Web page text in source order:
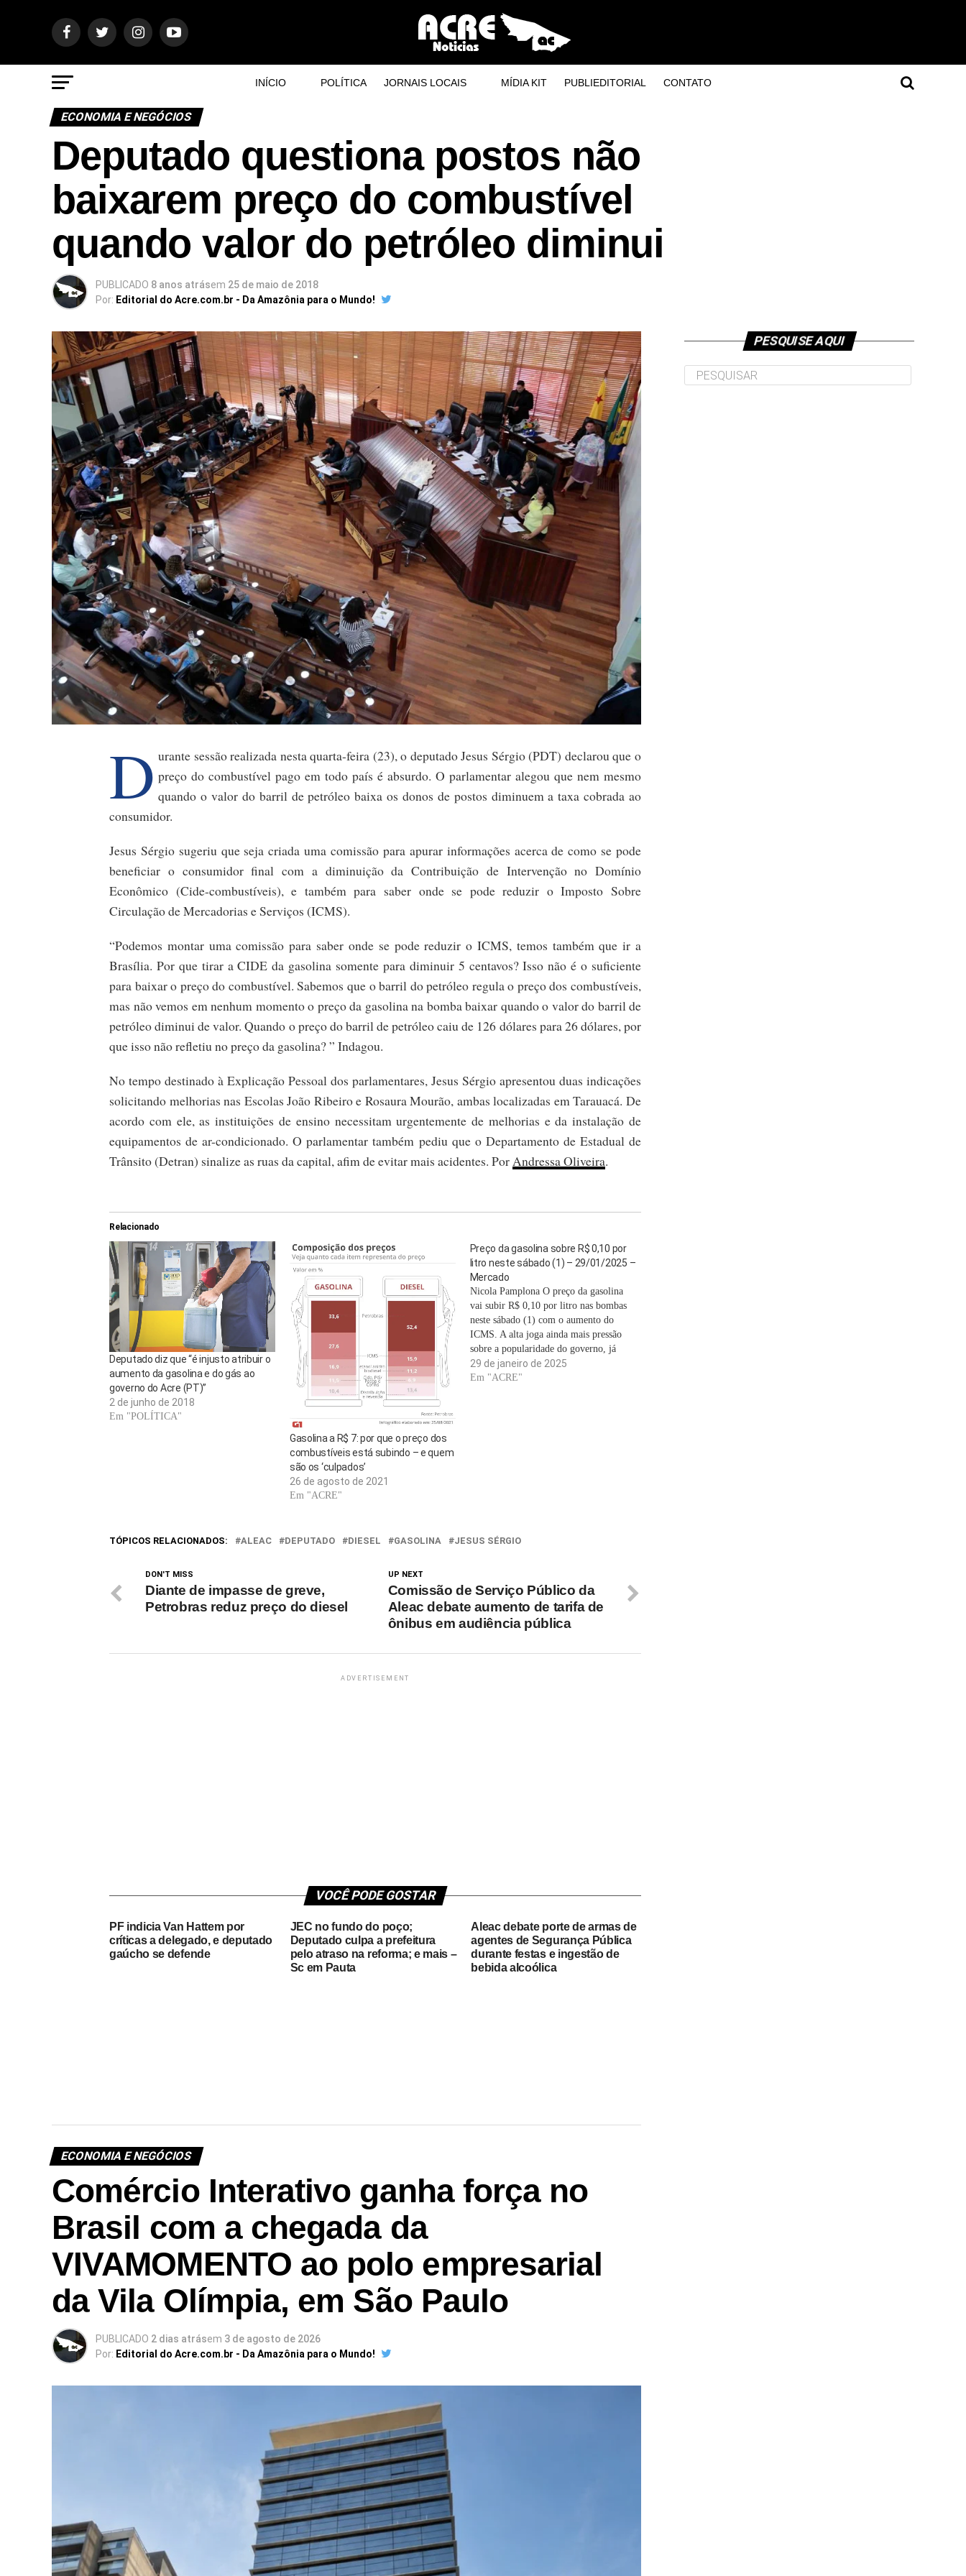
INÍCIO POLÍTICA JORNAIS LOCAIS MÍDIA KIT PUBLIEDITORIAL CONTATO
ECONOMIA E NEGÓCIOS
Deputado questiona postos não
baixarem preço do combustível
quando valor do petróleo diminui
PUBLICADO 8 anos atrásem 25 de maio de 2018
Por: Editorial do Acre.com.br - Da Amazônia para o Mundo!
D urante sessão realizada nesta quarta-feira (23), o deputado Jesus Sérgio (PDT) declarou que o
preço do combustível pago em todo país é absurdo. O parlamentar alegou que nem mesmo
quando o valor do barril de petróleo baixa os donos de postos diminuem a taxa cobrada ao
consumidor.
Jesus Sérgio sugeriu que seja criada uma comissão para apurar informações acerca de como se pode
beneficiar o consumidor final com a diminuição da Contribuição de Intervenção no Domínio
Econômico (Cide-combustíveis), e também para saber onde se pode reduzir o Imposto Sobre
Circulação de Mercadorias e Serviços (ICMS).
“Podemos montar uma comissão para saber onde se pode reduzir o ICMS, temos também que ir a
Brasília. Por que tirar a CIDE da gasolina somente para diminuir 5 centavos? Isso não é o suficiente
para baixar o preço do combustível. Sabemos que o barril do petróleo regula o preço dos combustíveis,
mas não vemos em nenhum momento o preço da gasolina na bomba baixar quando o valor do barril de
petróleo diminui de valor. Quando o preço do barril de petróleo caiu de 126 dólares para 26 dólares, por
que isso não refletiu no preço da gasolina? ” Indagou.
No tempo destinado à Explicação Pessoal dos parlamentares, Jesus Sérgio apresentou duas indicações
solicitando melhorias nas Escolas João Ribeiro e Rosaura Mourão, ambas localizadas em Tarauacá. De
acordo com ele, as instituições de ensino necessitam urgentemente de melhorias e da instalação de
equipamentos de ar-condicionado. O parlamentar também pediu que o Departamento de Estadual de
Trânsito (Detran) sinalize as ruas da capital, afim de evitar mais acidentes. PorAndressa Oliveira.
Relacionado
Deputado diz que “é injusto atribuir o
aumento da gasolina e do gás ao
governo do Acre (PT)”
2 de junho de 2018
Em "POLÍTICA"
Gasolina a R$ 7: por que o preço dos
combustíveis está subindo – e quem
são os ‘culpados’
26 de agosto de 2021
Em "ACRE"
Preço da gasolina sobre R$ 0,10 por
litro neste sábado (1) – 29/01/2025 –
Mercado
Nicola Pamplona O preço da gasolina
vai subir R$ 0,10 por litro nas bombas
neste sábado (1) com o aumento do
ICMS. A alta joga ainda mais pressão
sobre a popularidade do governo, já
prejudicada pelo impacto da inflação
dos alimentos no bolso do consumidor.
29 de janeiro de 2025
Em "ACRE"
TÓPICOS RELACIONADOS: ALEAC DEPUTADO DIESEL GASOLINA JESUS SÉRGIO
UP NEXT
Comissão de Serviço Público da
Aleac debate aumento de tarifa de
ônibus em audiência pública
DON'T MISS
Diante de impasse de greve,
Petrobras reduz preço do diesel
ADVERTISEMENT
VOCÊ PODE GOSTAR
PF indicia Van Hattem por
críticas a delegado, e deputado
gaúcho se defende
JEC no fundo do poço;
Deputado culpa a prefeitura
pelo atraso na reforma; e mais –
Sc em Pauta
Aleac debate porte de armas de
agentes de Segurança Pública
durante festas e ingestão de
bebida alcoólica
ECONOMIA E NEGÓCIOS
Comércio Interativo ganha força no
Brasil com a chegada da
VIVAMOMENTO ao polo empresarial
da Vila Olímpia, em São Paulo
PUBLICADO 2 dias atrásem 3 de agosto de 2026
Por: Editorial do Acre.com.br - Da Amazônia para o Mundo!
PESQUISE AQUI